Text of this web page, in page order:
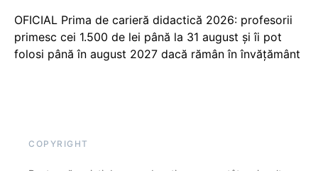
OFICIAL Prima de carieră didactică 2026: profesorii
primesc cei 1.500 de lei până la 31 august și îi pot
folosi până în august 2027 dacă rămân în învățământ
COPYRIGHT